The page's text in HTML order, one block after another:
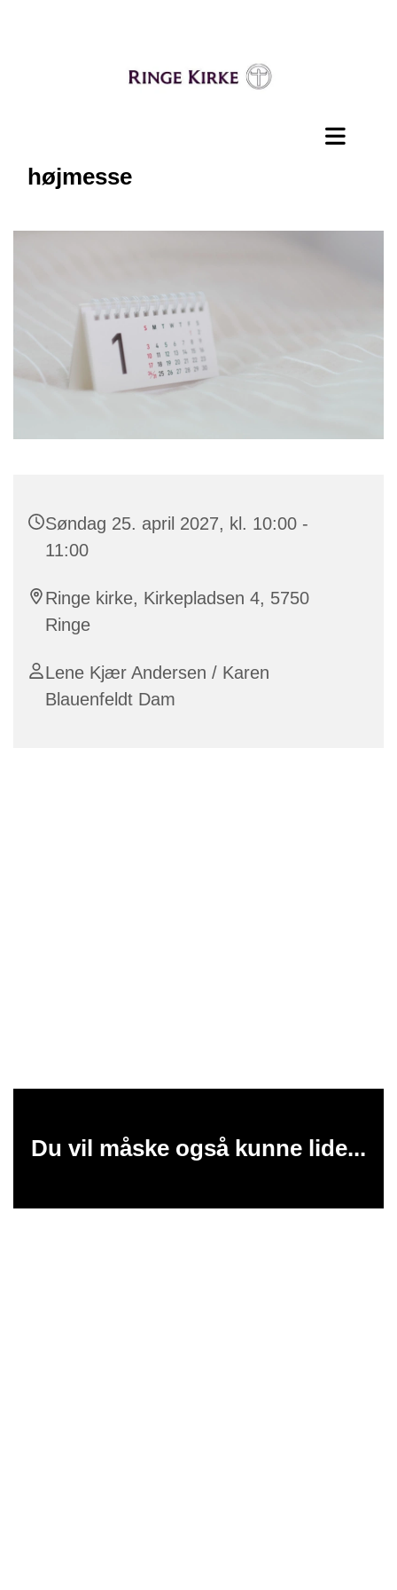
højmesse
Søndag 25. april 2027, kl. 10:00 -
11:00
Ringe kirke, Kirkepladsen 4, 5750
Ringe
Lene Kjær Andersen / Karen
Blauenfeldt Dam
Du vil måske også kunne lide...